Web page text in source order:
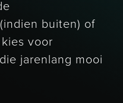
buiten) of
voor
jarenlang mooi